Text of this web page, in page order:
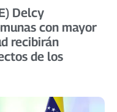
Delcy
con mayor
recibirán
de los